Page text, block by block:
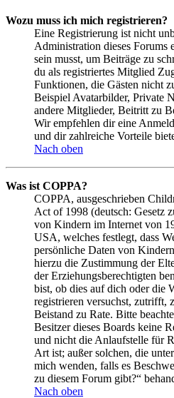
Wozu muss ich mich registrieren?
Eine Registrierung ist nicht
Administration dieses Forums
sein musst, um Beiträge zu
du als registriertes Mitglied
Funktionen, die Gästen nicht
Beispiel Avatarbilder, Private
andere Mitglieder, Beitritt zu
Wir empfehlen dir eine
und dir zahlreiche Vorteile
Nach oben
Was ist COPPA?
COPPA, ausgeschrieben
Act of 1998 (deutsch: Gesetz
von Kindern im Internet von
USA, welches festlegt, dass
persönliche Daten von
hierzu die Zustimmung der
der Erziehungsberechtigten
bist, ob dies auf dich oder die
registrieren versuchst, zutrifft,
Beistand zu Rate. Bitte
Besitzer dieses Boards keine
und nicht die Anlaufstelle für
Art ist; außer solchen, die
mich wenden, falls es
zu diesem Forum gibt?“
Nach oben